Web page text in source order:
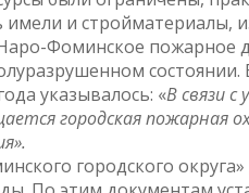
и стройматериалы,
Фоминское
указывалось: «В связи с
городская пожарная
городского